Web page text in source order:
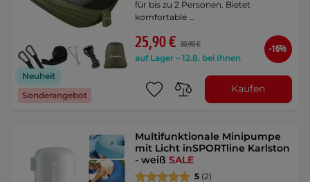
Neuheit
Sonderangebot
für bis zu 2 Personen. Bietet
komfortable …
25,90 € 30,90 €
auf Lager – 12.8. bei Ihnen
-16%
Kaufen
Multifunktionale Minipumpe
mit Licht inSPORTline Karlston
- weißSALE
5 (2)